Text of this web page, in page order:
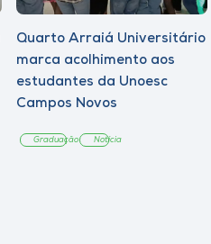
Quarto Arraiá Universitário
marca acolhimento aos
estudantes da Unoesc
Campos Novos
Graduação Notícia